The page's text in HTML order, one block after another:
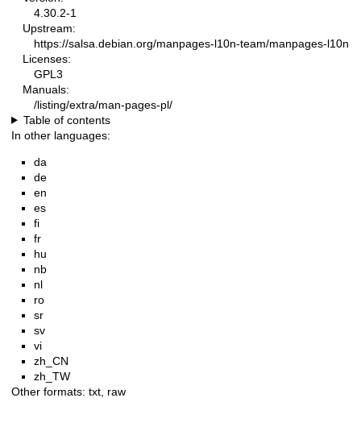
4.30.2-1
Upstream:
https://salsa.debian.org/manpages-l10n-team/manpages-l10n
Licenses:
GPL3
Manuals:
/listing/extra/man-pages-pl/
Table of contents
In other languages:
da
de
en
es
fi
fr
hu
nb
nl
ro
sr
sv
vi
zh_CN
zh_TW
Other formats: txt raw